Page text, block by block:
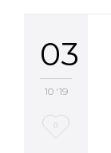
03
10 '19
Love
0